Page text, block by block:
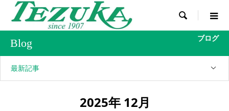

Blog ブログ
最新記事
2025年 12月